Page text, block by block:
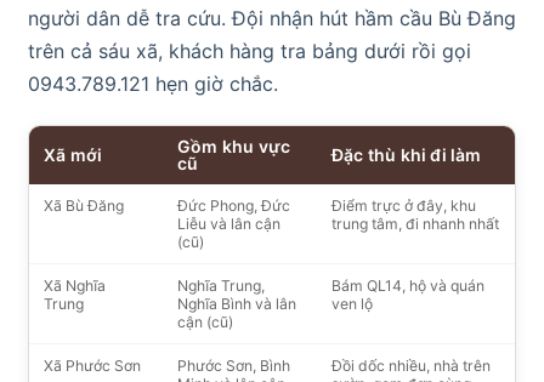
người dân dễ tra cứu. Đội nhận hút hầm cầu Bù Đăng
trên cả sáu xã, khách hàng tra bảng dưới rồi gọi
0943.789.121 hẹn giờ chắc.
Xã mới
Gồm khu vực
cũ
Đặc thù khi đi làm
Xã Bù Đăng
Đức Phong, Đức
Liễu và lân cận
(cũ)
Điểm trực ở đây, khu
trung tâm, đi nhanh nhất
Xã Nghĩa
Trung
Nghĩa Trung,
Nghĩa Bình và lân
cận (cũ)
Bám QL14, hộ và quán
ven lộ
Xã Phước Sơn
Phước Sơn, Bình
Đồi dốc nhiều, nhà trên